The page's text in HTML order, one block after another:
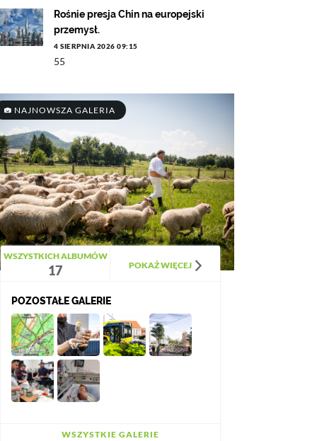
Rośnie presja Chin na europejski
przemysł.
4 SIERPNIA 2026 09:15
55
NAJNOWSZA GALERIA
WSZYSTKICH ALBUMÓW
17 POKAŻ WIĘCEJ
POZOSTAŁE GALERIE
WSZYSTKIE GALERIE